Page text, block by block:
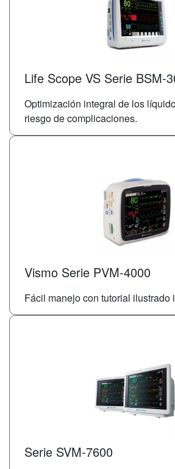
Life Scope VS Serie BSM-
Optimización integral de los
riesgo de complicaciones.
Vismo Serie PVM-4000
Fácil manejo con tutorial ilustrado
Serie SVM-7600